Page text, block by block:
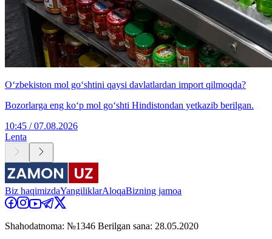
O‘zbekiston mol go‘shtini qaysi davlatlardan import qilmoqda?
Bozorlarga eng ko‘p mol go‘shti Hindistondan yetkazib berilgan.
10:45 / 07.08.2026
Lenta
Biz haqimizdaYangiliklarAloqaBizning jamoa
Shahodatnoma: №1346 Berilgan sana: 28.05.2020